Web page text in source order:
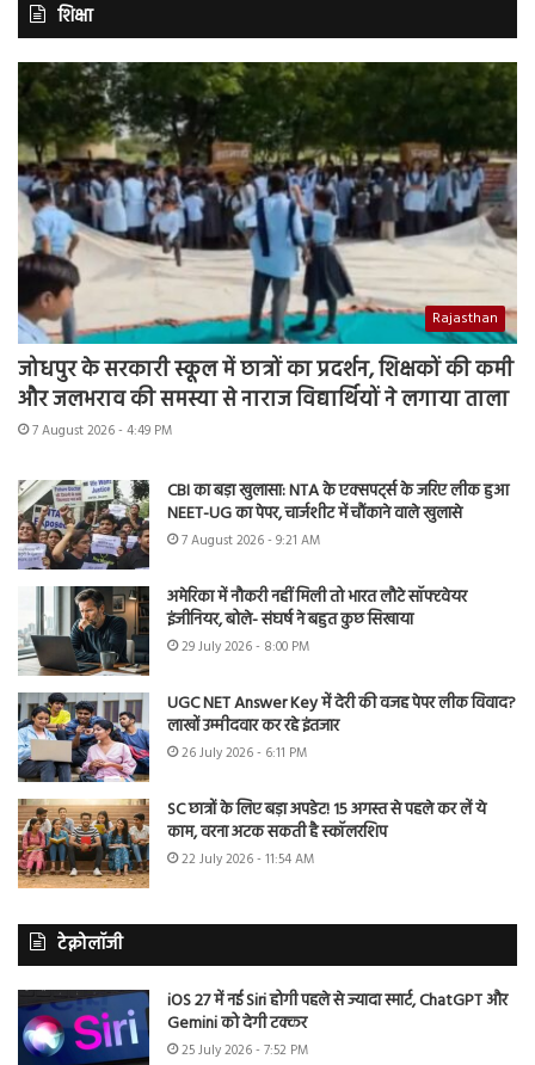
शिक्षा
Rajasthan
जोधपुर के सरकारी स्कूल में छात्रों का प्रदर्शन, शिक्षकों की कमी
और जलभराव की समस्या से नाराज विद्यार्थियों ने लगाया ताला
7 August 2026 - 4:49 PM
CBI का बड़ा खुलासा: NTA के एक्सपर्ट्स के जरिए लीक हुआ
NEET-UG का पेपर, चार्जशीट में चौंकाने वाले खुलासे
7 August 2026 - 9:21 AM
अमेरिका में नौकरी नहीं मिली तो भारत लौटे सॉफ्टवेयर
इंजीनियर, बोले- संघर्ष ने बहुत कुछ सिखाया
29 July 2026 - 8:00 PM
UGC NET Answer Key में देरी की वजह पेपर लीक विवाद?
लाखों उम्मीदवार कर रहे इंतजार
26 July 2026 - 6:11 PM
SC छात्रों के लिए बड़ा अपडेट! 15 अगस्त से पहले कर लें ये
काम, वरना अटक सकती है स्कॉलरशिप
22 July 2026 - 11:54 AM
टेक्नोलॉजी
iOS 27 में नई Siri होगी पहले से ज्यादा स्मार्ट, ChatGPT और
Gemini को देगी टक्कर
25 July 2026 - 7:52 PM